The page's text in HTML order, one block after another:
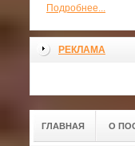
Подробнее...
РЕКЛАМА
ГЛАВНАЯ О